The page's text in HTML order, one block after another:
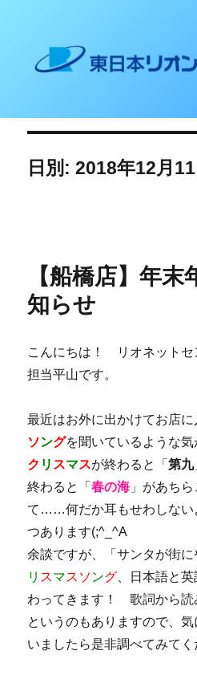
東日本リオン 補聴
日別: 2018年12月11
【船橋店】年
知らせ
こんにちは！ リオネット
担当平山です。
最近はお外に出かけてお店に
ソングを聞いているような気
ク リ スマスが終わると「第九
終わると「春の海 」があち
て……何だか耳もせわしない
つあります(;^_^A
余談ですが、「サンタが街に
リ スマス ソ ング 、日本語と
わってきます！ 歌詞から読
というのもありますので、
いましたら是非調べてみて